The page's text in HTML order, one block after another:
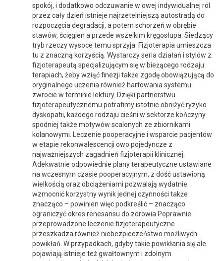
spokój, i dodatkowo odczuwanie w owej indywidualnej ról
przez cały dzień istnieje najrzetelniejszą autostradą do
rozpoczęcia degradacji, a potem schorzeń w obrębie
stawów, ścięgien a przede wszelkim kręgosłupa. Siedzący
tryb rzeczy wysoce temu sprzyja. Fizjoterapia umieszcza
tu z znaczną korzyścią. Wystarczy seria działań i stylów z
fizjoterapeutą specjalizującym się w bieżącego rodzaju
terapiach, żeby wziąć finezji także zgodę obowiązującą do
oryginalnego uczenia również hartowania systemu
zwrocie w terminie lektury. Dzięki partnerstwu
fizjoterapeutycznemu potrafimy istotnie obniżyć ryzyko
dyskopatii, każdego rodzaju cieśni w sektorze kończyny
spodniej także motywów scalonych ze zbiornikami
kolanowymi. Leczenie pooperacyjne i wsparcie pacjentów
w etapie rekonwalescencji owo pojedyncze z
najważniejszych zagadnień fizjoterapii klinicznej.
Adekwatnie odpowiednie plany terapeutyczne ustawiane
na wczesnym czasie pooperacyjnym, z dość ustawioną
wielkością oraz obciążeniami pozwalają wydatnie
wzmocnić korzystny wynik jednej czynności także
znacząco – powinien więc podkreślić – znacząco
ograniczyć okres renesansu do zdrowia.Poprawnie
przeprowadzone leczenie fizjoterapeutyczne
przeszkadza również niebezpieczeństwo możliwych
powikłań. W przypadkach, gdyby takie powikłania się ale
pojawiają istnieje też gwałtownym i zdolnym